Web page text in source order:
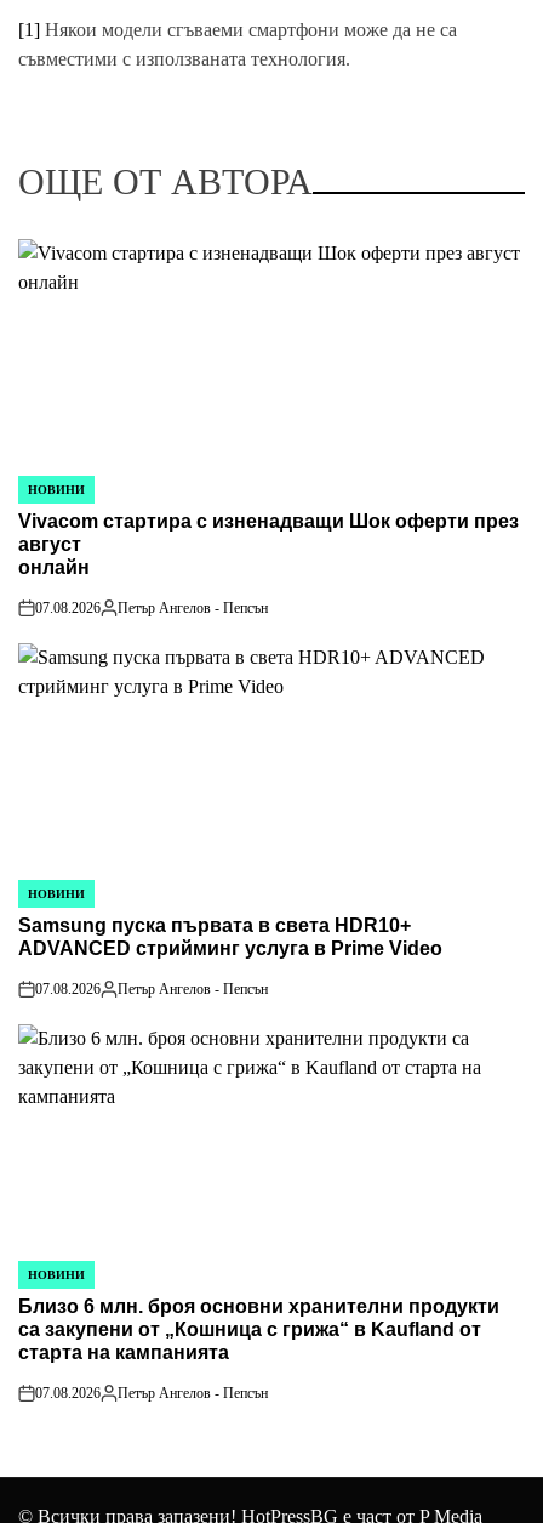
[1] Някои модели сгъваеми смартфони може да не са
съвместими с използваната технология.
ОЩЕ ОТ АВТОРА
POSTED
IN
НОВИНИ
Vivacom стартира с изненадващи Шок оферти през
август
онлайн
on
07.08.2026
Posted
Петър Ангелов - Пепсън
POSTED
IN
НОВИНИ
Samsung пуска първата в света HDR10+
ADVANCED стрийминг услуга в Prime Video
on
07.08.2026
Posted
Петър Ангелов - Пепсън
POSTED
IN
НОВИНИ
Близо 6 млн. броя основни хранителни продукти
са закупени от „Кошница с грижа“ в Kaufland от
старта на кампанията
on
07.08.2026
Posted
Петър Ангелов - Пепсън
© Всички права запазени! HotPressBG е част от P Media